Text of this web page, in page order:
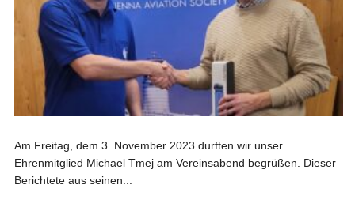
Am Freitag, dem 3. November 2023 durften wir unser
Ehrenmitglied Michael Tmej am Vereinsabend begrüßen. Dieser
Berichtete aus seinen...